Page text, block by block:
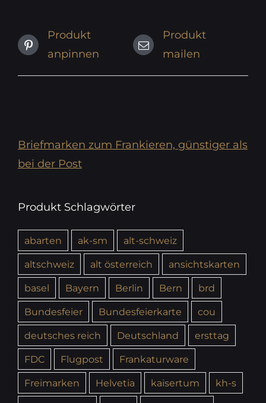
Produkt
anpinnen
Produkt
mailen
Briefmarken zum Frankieren, günstiger als
bei der Post
Produkt Schlagwörter
abarten ak-sm
alt-schweiz
altschweiz
alt österreich
ansichtskarten
basel
Bayern Berlin Bern
brd
Bundesfeier
Bundesfeierkarte
cou
deutsches reich
Deutschland
ersttag
FDC
Flugpost
Frankaturware
Freimarken
Helvetia kaisertum
kh-s